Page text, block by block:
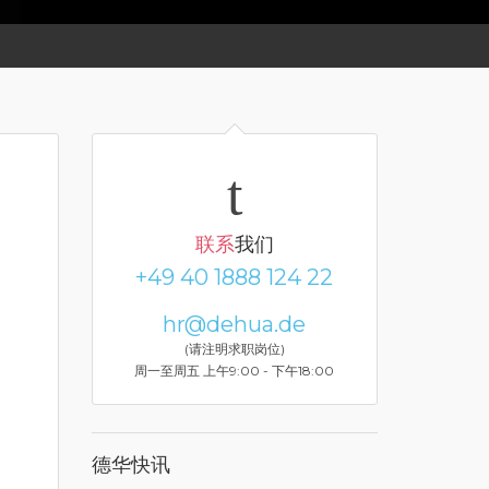
联系我们
+49 40 1888 124 22
hr@dehua.de
(请注明求职岗位)
周一至周五 上午9:00 - 下午18:00
德华快讯